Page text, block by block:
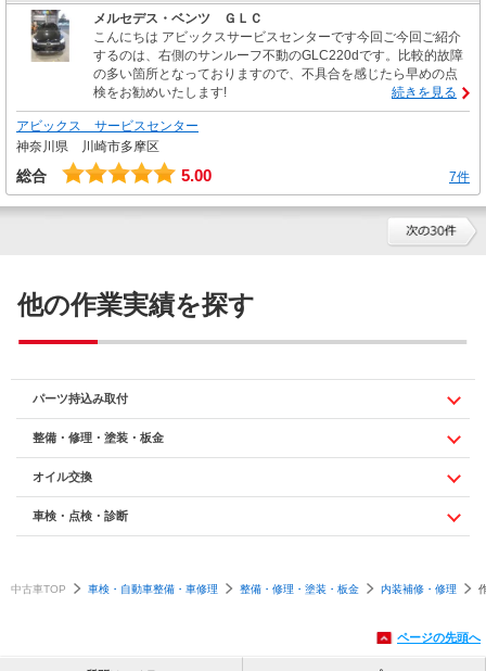
メルセデス・ベンツ ＧＬＣ
こんにちは アビックスサービスセンターです今回ご今回ご紹介
するのは、右側のサンルーフ不動のGLC220dです。比較的故障
の多い箇所となっておりますので、不具合を感じたら早めの点
検をお勧めいたします!
続きを見る
アビックス サービスセンター
神奈川県 川崎市多摩区
総合 5.00 7件
他の作業実績を探す
パーツ持込み取付
整備・修理・塗装・板金
オイル交換
車検・点検・診断
中古車TOP 車検・自動車整備・車修理 整備・修理・塗装・板金 内装補修・修理
ページの先頭へ